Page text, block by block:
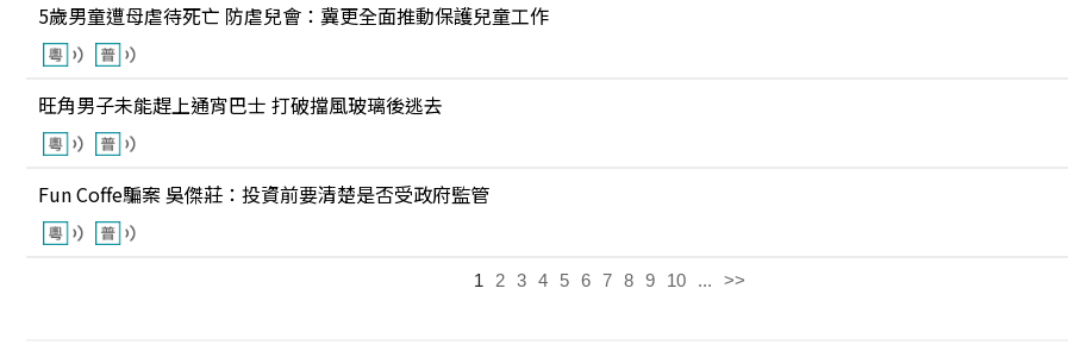
5歲男童遭母虐待死亡 防虐兒會：冀更全面推動保護兒童工作
旺角男子未能趕上通宵巴士 打破擋風玻璃後逃去
Fun Coffe騙案 吳傑莊：投資前要清楚是否受政府監管
1 2 3 4 5 6 7 8 9 10 ... >>